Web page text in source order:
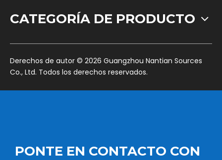
CATEGORÍA DE PRODUCTO
​Derechos de autor © 2026 Guangzhou Nantian Sources
Co., Ltd. Todos los derechos reservados.
PONTE EN CONTACTO CON